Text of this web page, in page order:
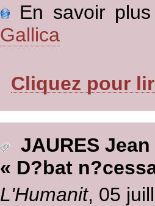
En savoir
Gallica
Cliquez pour
JAURES Jean
« D?bat
L'Humanit, 05